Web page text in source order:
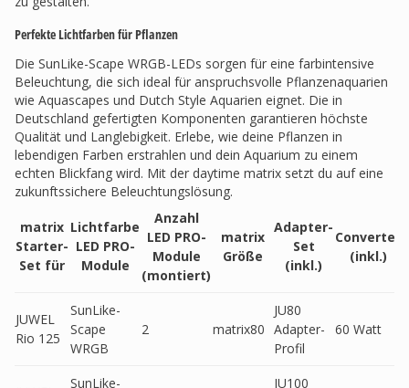
Perfekte Lichtfarben für Pflanzen
Die SunLike-Scape WRGB-LEDs sorgen für eine farbintensive
Beleuchtung, die sich ideal für anspruchsvolle Pflanzenaquarien
wie Aquascapes und Dutch Style Aquarien eignet. Die in
Deutschland gefertigten Komponenten garantieren höchste
Qualität und Langlebigkeit. Erlebe, wie deine Pflanzen in
lebendigen Farben erstrahlen und dein Aquarium zu einem
echten Blickfang wird. Mit der daytime matrix setzt du auf eine
zukunftssichere Beleuchtungslösung.
matrix
Starter-
Set für
Lichtfarbe
LED PRO-
Module
Anzahl
LED PRO-
Module
(montiert)
matrix
Größe
Adapter-
Set
(inkl.)
Converter
(inkl.)
JUWEL
Rio 125
SunLike-
Scape
WRGB
2 matrix80
JU80
Adapter-
Profil
60 Watt
SunLike-
JU100